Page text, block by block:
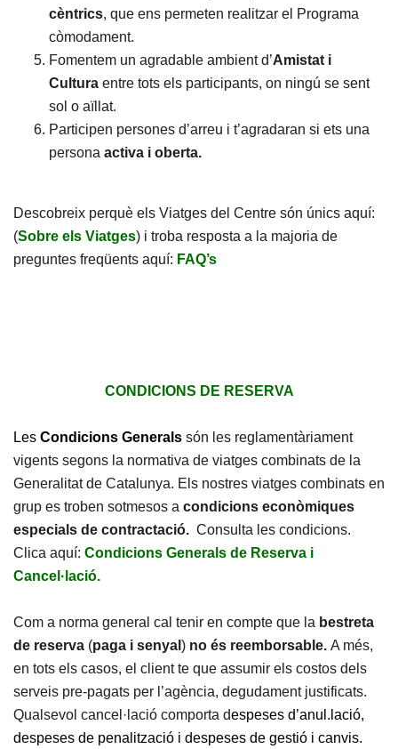
cèntrics, que ens permeten realitzar el Programa
còmodament.
Fomentem un agradable ambient d’Amistat i
Cultura entre tots els participants, on ningú se sent
sol o aïllat.
Participen persones d’arreu i t’agradaran si ets una
persona activa i oberta.
Descobreix perquè els Viatges del Centre són únics aquí:
(Sobre els Viatges) i troba resposta a la majoria de
preguntes freqüents aquí: FAQ’s
CONDICIONS DE RESERVA
Les Condicions Generals són les reglamentàriament
vigents segons la normativa de viatges combinats de la
Generalitat de Catalunya. Els nostres viatges combinats en
grup es troben sotmesos a condicions econòmiques
especials de contractació. Consulta les condicions.
Clica aquí: Condicions Generals de Reserva i
Cancel·lació.
Com a norma general cal tenir en compte que la bestreta
de reserva (paga i senyal ) no és reemborsable. A més,
en tots els casos, el client te que assumir els costos dels
serveis pre-pagats per l’agència, degudament justificats.
Qualsevol cancel·lació comporta despeses d’anul.lació,
despeses de penalització i despeses de gestió i canvis.